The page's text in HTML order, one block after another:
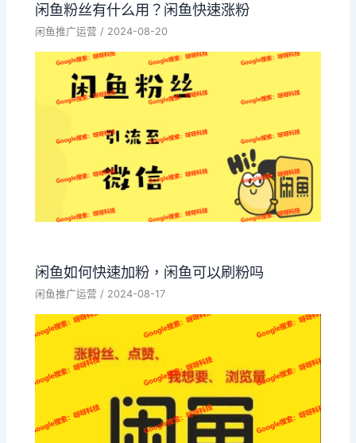
闲鱼粉丝有什么用？闲鱼快速涨粉
闲鱼推广运营 / 2024-08-20
闲鱼如何快速加粉，闲鱼可以刷粉吗
闲鱼推广运营 / 2024-08-17